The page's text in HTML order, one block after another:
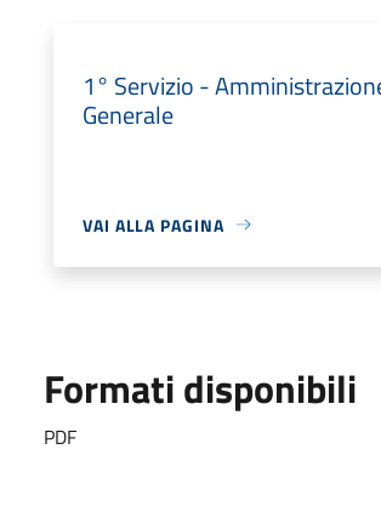
1° Servizio -
Generale
VAI ALLA PAGINA
Formati disponibili
PDF